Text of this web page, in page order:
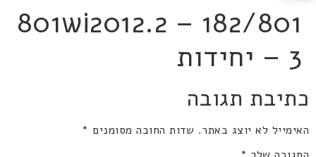
801wi2012.2 – 182/801
– 3 יחידות
כתיבת תגובה
האימייל לא יוצג באתר. שדות החובה מסומנים *